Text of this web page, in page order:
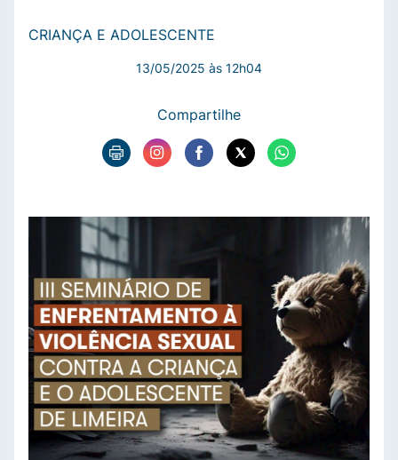
CRIANÇA E ADOLESCENTE
13/05/2025 às 12h04
Compartilhe